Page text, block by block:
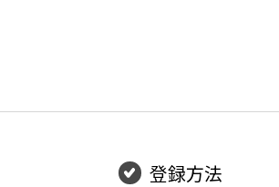
登録方法